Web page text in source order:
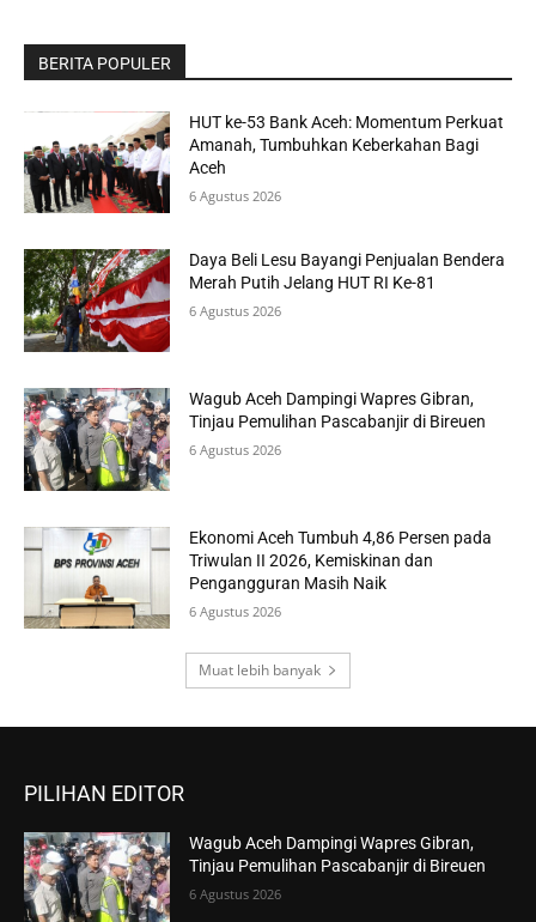
BERITA POPULER
HUT ke-53 Bank Aceh: Momentum Perkuat
Amanah, Tumbuhkan Keberkahan Bagi
Aceh
6 Agustus 2026
Daya Beli Lesu Bayangi Penjualan Bendera
Merah Putih Jelang HUT RI Ke-81
6 Agustus 2026
Wagub Aceh Dampingi Wapres Gibran,
Tinjau Pemulihan Pascabanjir di Bireuen
6 Agustus 2026
Ekonomi Aceh Tumbuh 4,86 Persen pada
Triwulan II 2026, Kemiskinan dan
Pengangguran Masih Naik
6 Agustus 2026
Muat lebih banyak
PILIHAN EDITOR
Wagub Aceh Dampingi Wapres Gibran,
Tinjau Pemulihan Pascabanjir di Bireuen
6 Agustus 2026